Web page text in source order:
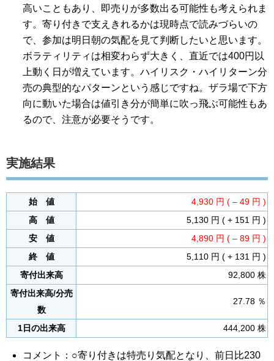
高いこともあり、即売りが多数出る可能性も考えられま
す。寄り付きで支えきれるかは現時点で読みづらいの
で、参加は明日朝の気配を見て判断したいと思います。
ボラティリティは相変わらず大きく、直近では400円以
上動く日が増えています。ハイリスク・ハイリターン分
売の典型的なパターンという感じですね。ザラ場で下方
向に動いた場合は値引き分が簡単に吹っ飛ぶ可能性もあ
るので、注意が必要そうです。
実施結果
始 値
4,930 円 ( – 49 円 )
高 値
5,130 円 ( + 151 円 )
安 値
4,890 円 ( – 89 円 )
終 値
5,110 円 ( + 131 円 )
寄付出来高
92,800 株
寄付出来高/分売
数
27.78 ％
1日の出来高 444,200 株
コメント：○寄り付きは特売り気配となり、前日比230